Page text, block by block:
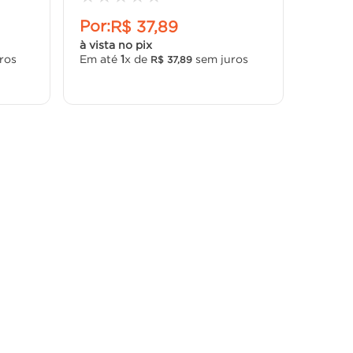
Por:R$ 37,89
à vista no pix
Em até 1x de R$ 37,89 sem juros